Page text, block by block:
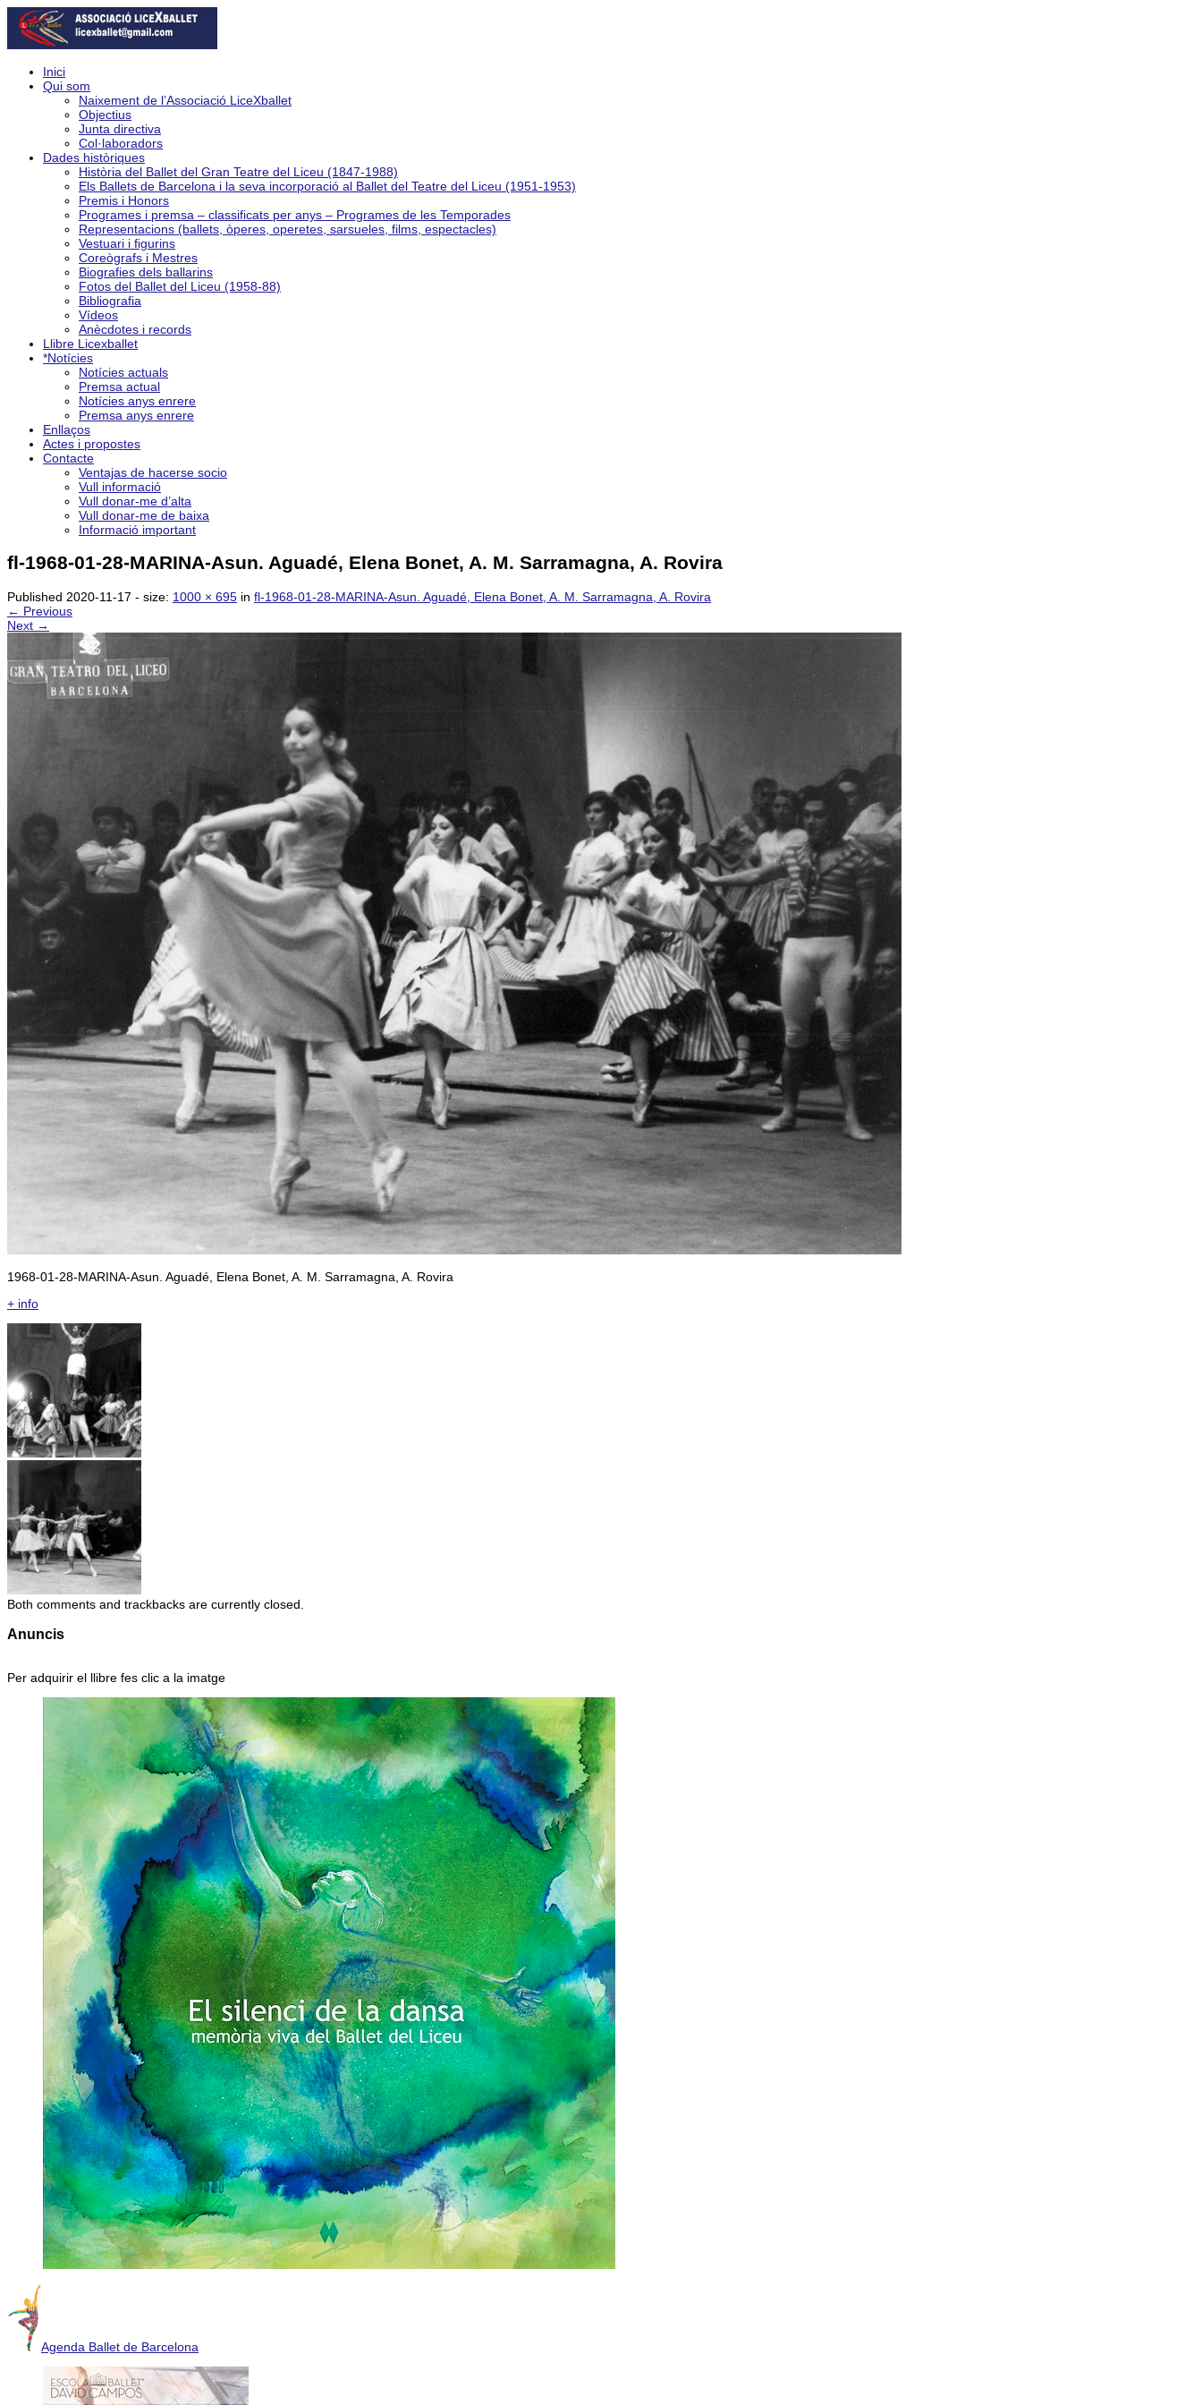
Inici
Qui som
Naixement de l’Associació LiceXballet
Objectius
Junta directiva
Col·laboradors
Dades històriques
Història del Ballet del Gran Teatre del Liceu (1847-1988)
Els Ballets de Barcelona i la seva incorporació al Ballet del Teatre del Liceu (1951-1953)
Premis i Honors
Programes i premsa – classificats per anys – Programes de les Temporades
Representacions (ballets, òperes, operetes, sarsueles, films, espectacles)
Vestuari i figurins
Coreògrafs i Mestres
Biografies dels ballarins
Fotos del Ballet del Liceu (1958-88)
Bibliografia
Vídeos
Anècdotes i records
Llibre Licexballet
*Notícies
Notícies actuals
Premsa actual
Notícies anys enrere
Premsa anys enrere
Enllaços
Actes i propostes
Contacte
Ventajas de hacerse socio
Vull informació
Vull donar-me d’alta
Vull donar-me de baixa
Informació important
fl-1968-01-28-MARINA-Asun. Aguadé, Elena Bonet, A. M. Sarramagna, A. Rovira
Published 2020-11-17 - size: 1000 × 695 in fl-1968-01-28-MARINA-Asun. Aguadé, Elena Bonet, A. M. Sarramagna, A. Rovira
← Previous
Next →
1968-01-28-MARINA-Asun. Aguadé, Elena Bonet, A. M. Sarramagna, A. Rovira
+ info
Both comments and trackbacks are currently closed.
Anuncis
Per adquirir el llibre fes clic a la imatge
Agenda Ballet de Barcelona